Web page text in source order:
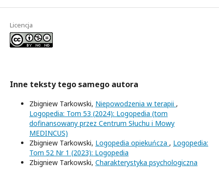
Licencja
Inne teksty tego samego autora
Zbigniew Tarkowski, Niepowodzenia w terapii ,
Logopedia: Tom 53 (2024): Logopedia (tom
dofinansowany przez Centrum Słuchu i Mowy
MEDINCUS)
Zbigniew Tarkowski, Logopedia opiekuńcza , Logopedia:
Tom 52 Nr 1 (2023): Logopedia
Zbigniew Tarkowski, Charakterystyka psychologiczna